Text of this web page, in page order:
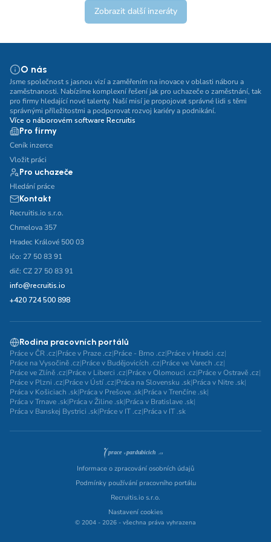
Zobrazit další inzeráty
Středoškolské nebo odborné vyučení s maturitou
Vyšší odborné
Bakalářské
Vysokoškolské / universitní
MBA, MBT, postgraduální studium
O nás
Jsme společnost s jasnou vizí a zaměřením na inovace v oblasti náboru a
zaměstnanosti. Nabízíme komplexní řešení jak pro uchazeče o zaměstnání, tak
pro firmy hledající nové talenty. Naší misí je propojovat správné lidi s těmi
správnými příležitostmi a podporovat rozvoj kariéry a podnikání.
Více o náborovém software Recruitis
Pro firmy
Ceník inzerce
Vložit práci
Pro uchazeče
Hledání práce
Kontakt
Recruitis.io s.r.o.
Chmelova 357
Hradec Králové 500 03
ičo: 27 50 83 91
dič: CZ 27 50 83 91
info@recruitis.io
+420 724 500 898
Rodina pracovních portálů
Práce v ČR .cz|Práce v Praze .cz|Práce - Brno .cz|Práce v Hradci .cz|
Práce na Vysočině .cz|Práce v Budějovicích .cz|Práce ve Varech .cz|
Práce ve Zlíně .cz|Práce v Liberci .cz|Práce v Olomouci .cz|Práce v Ostravě .cz|
Práce v Plzni .cz|Práce v Ústí .cz|Práca na Slovensku .sk|Práca v Nitre .sk|
Práca v Košiciach .sk|Práca v Prešove .sk|Práca v Trenčíne .sk|
Práca v Trnave .sk|Práca v Žiline .sk|Práca v Bratislave .sk|
Práca v Banskej Bystrici .sk|Práce v IT .cz|Práca v IT .sk
Informace o zpracování osobních údajů
Podmínky používání pracovního portálu
Recruitis.io s.r.o.
Nastavení cookies
© 2004 - 2026 - všechna práva vyhrazena